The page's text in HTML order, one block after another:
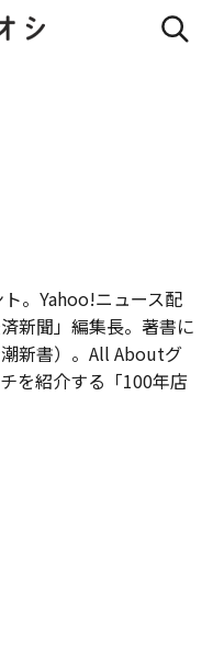
。Yahoo!ニュース配
新聞」編集長。著書に
新書）。All Aboutグ
を紹介する「100年店